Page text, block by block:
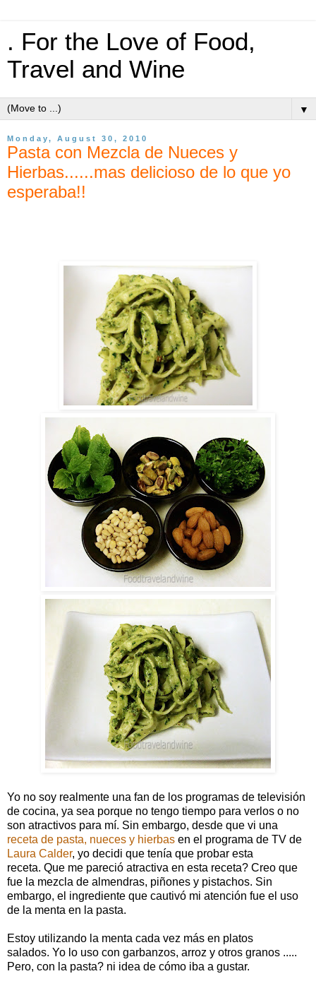
. For the Love of Food,
Travel and Wine
▼
Monday, August 30, 2010
Pasta con Mezcla de Nueces y
Hierbas......mas delicioso de lo que yo
esperaba!!
Yo no soy realmente una fan de los programas de televisión
de cocina, ya sea porque no tengo tiempo para verlos o no
son atractivos para mí. Sin embargo, desde que vi una
receta de pasta, nueces y hierbas en el programa de TV de
Laura Calder, yo decidi que tenía que probar esta
receta. Que me pareció atractiva en esta receta? Creo que
fue la mezcla de almendras, piñones y pistachos. Sin
embargo, el ingrediente que cautivó mi atención fue el uso
de la menta en la pasta.
Estoy utilizando la menta cada vez más en platos
salados. Yo lo uso con garbanzos, arroz y otros granos .....
Pero, con la pasta? ni idea de cómo iba a gustar.